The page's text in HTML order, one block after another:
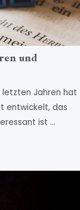
und
letzten Jahren hat
entwickelt, das
ist …